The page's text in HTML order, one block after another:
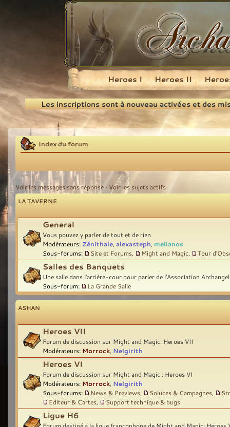
Recherche
Heroes I Heroes II
Les inscriptions sont à nouveau activées et des
Index du forum
Voir les messages sans réponse • Voir les sujets actifs
LA TAVERNE
General
Vous pouvez y parler de tout et de rien
Modérateurs: Zénithale alexasteph melianos
Sous-forums:
Site et Forums Might and Magic Tour
Salles des Banquets
Une salle dans l'arrière-cour pour parler de l'Association
Sous-forum:
La Grande Salle
ASHAN
Heroes VII
Forum de discussion sur Might and Magic: Heroes VII
Modérateurs: Morrock Nelgirith
Heroes VI
Forum de discussion sur Might and Magic : Heroes VI
Modérateurs: Morrock Nelgirith
Sous-forums:
News & Previews Soluces & Campagnes
Editeur & Cartes
Support technique & bugs
Ligue H6